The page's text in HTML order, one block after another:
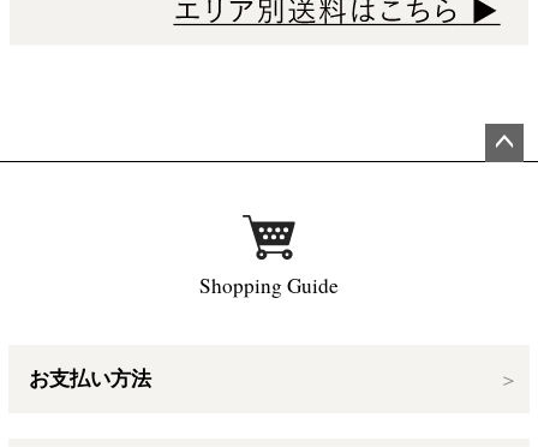
Shopping Guide
お支払い方法